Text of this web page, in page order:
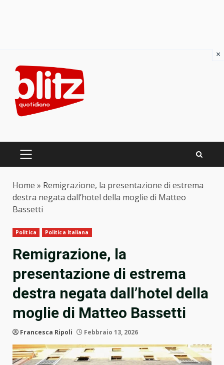
content
PRIMARY
Home » Remigrazione, la presentazione di estrema
destra negata dall’hotel della moglie di Matteo
Bassetti
Politica Politica Italiana
Remigrazione, la
presentazione di estrema
destra negata dall’hotel della
moglie di Matteo Bassetti
Francesca Ripoli Febbraio 13, 2026
×